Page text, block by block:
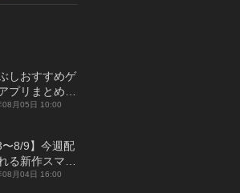
しおすすめゲ
プリまとめ｜
イン対応あり
08月05日 10:00
〜8/9】今週配
る新作スマホ
をまとめてお
08月04日 16:00